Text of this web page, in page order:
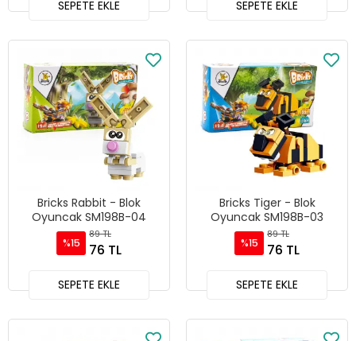
SEPETE EKLE SEPETE EKLE
Bricks Rabbit - Blok
Oyuncak SM198B-04
%15
89 TL
76 TL
SEPETE EKLE
Bricks Tiger - Blok
Oyuncak SM198B-03
%15
89 TL
76 TL
SEPETE EKLE